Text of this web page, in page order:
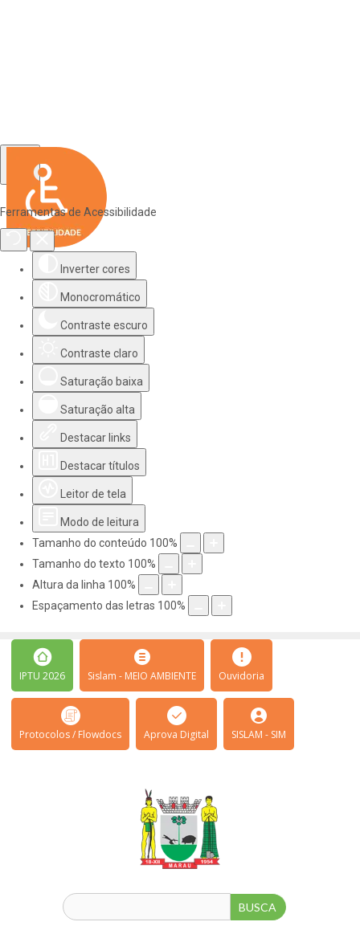
Ferramentas de Acessibilidade
Inverter cores
Monocromático
Contraste escuro
Contraste claro
Saturação baixa
Saturação alta
Destacar links
Destacar títulos
Leitor de tela
Modo de leitura
Tamanho do conteúdo 100%
Tamanho do texto 100%
Altura da linha 100%
Espaçamento das letras 100%
IPTU 2026 Sislam - MEIO AMBIENTE Ouvidoria
Protocolos / Flowdocs Aprova Digital SISLAM - SIM